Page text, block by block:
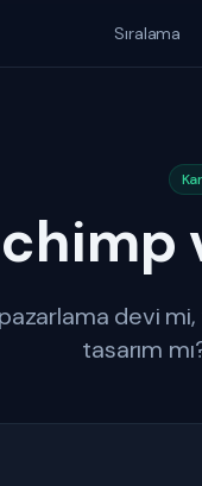
Sıralama
devi
tasarım